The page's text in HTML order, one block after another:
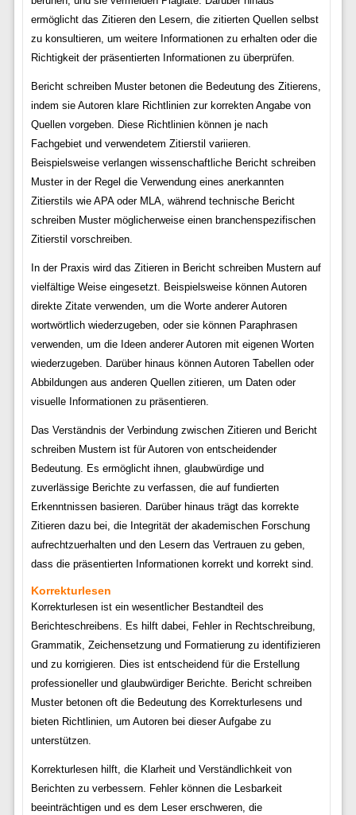
ermöglicht das Zitieren den Lesern, die zitierten Quellen selbst
zu konsultieren, um weitere Informationen zu erhalten oder die
Richtigkeit der präsentierten Informationen zu überprüfen.
Bericht schreiben Muster betonen die Bedeutung des Zitierens,
indem sie Autoren klare Richtlinien zur korrekten Angabe von
Quellen vorgeben. Diese Richtlinien können je nach
Fachgebiet und verwendetem Zitierstil variieren.
Beispielsweise verlangen wissenschaftliche Bericht schreiben
Muster in der Regel die Verwendung eines anerkannten
Zitierstils wie APA oder MLA, während technische Bericht
schreiben Muster möglicherweise einen branchenspezifischen
Zitierstil vorschreiben.
In der Praxis wird das Zitieren in Bericht schreiben Mustern auf
vielfältige Weise eingesetzt. Beispielsweise können Autoren
direkte Zitate verwenden, um die Worte anderer Autoren
wortwörtlich wiederzugeben, oder sie können Paraphrasen
verwenden, um die Ideen anderer Autoren mit eigenen Worten
wiederzugeben. Darüber hinaus können Autoren Tabellen oder
Abbildungen aus anderen Quellen zitieren, um Daten oder
visuelle Informationen zu präsentieren.
Das Verständnis der Verbindung zwischen Zitieren und Bericht
schreiben Mustern ist für Autoren von entscheidender
Bedeutung. Es ermöglicht ihnen, glaubwürdige und
zuverlässige Berichte zu verfassen, die auf fundierten
Erkenntnissen basieren. Darüber hinaus trägt das korrekte
Zitieren dazu bei, die Integrität der akademischen Forschung
aufrechtzuerhalten und den Lesern das Vertrauen zu geben,
dass die präsentierten Informationen korrekt und korrekt sind.
Korrekturlesen
Korrekturlesen ist ein wesentlicher Bestandteil des
Berichteschreibens. Es hilft dabei, Fehler in Rechtschreibung,
Grammatik, Zeichensetzung und Formatierung zu identifizieren
und zu korrigieren. Dies ist entscheidend für die Erstellung
professioneller und glaubwürdiger Berichte. Bericht schreiben
Muster betonen oft die Bedeutung des Korrekturlesens und
bieten Richtlinien, um Autoren bei dieser Aufgabe zu
unterstützen.
Korrekturlesen hilft, die Klarheit und Verständlichkeit von
Berichten zu verbessern. Fehler können die Lesbarkeit
beeinträchtigen und es dem Leser erschweren, die